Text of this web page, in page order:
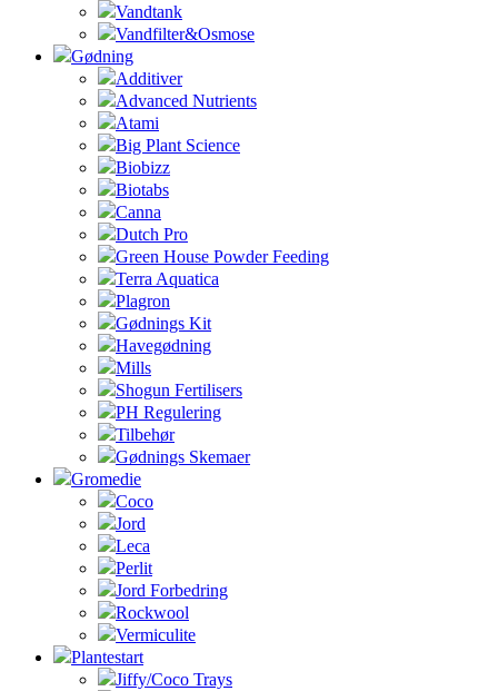
Vandtank
Vandfilter&Osmose
Gødning
Additiver
Advanced Nutrients
Atami
Big Plant Science
Biobizz
Biotabs
Canna
Dutch Pro
Green House Powder Feeding
Terra Aquatica
Plagron
Gødnings Kit
Havegødning
Mills
Shogun Fertilisers
PH Regulering
Tilbehør
Gødnings Skemaer
Gromedie
Coco
Jord
Leca
Perlit
Jord Forbedring
Rockwool
Vermiculite
Plantestart
Jiffy/Coco Trays